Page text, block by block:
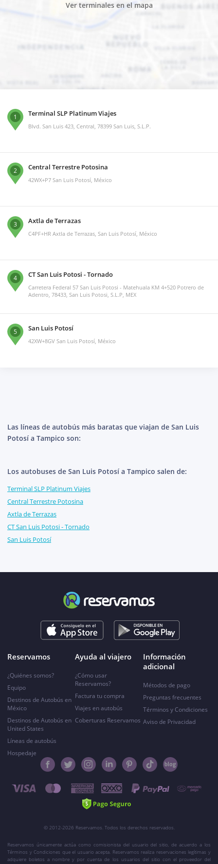
Ver terminales en el mapa
1 Terminal SLP Platinum Viajes
Blvd. San Luis 423, Central, 78399 San Luis, S.L.P.
2 Central Terrestre Potosina
42WX+P7 San Luis Potosí, México
3 Axtla de Terrazas
C4PF+HR Axtla de Terrazas, San Luis Potosí, México
4 CT San Luis Potosi - Tornado
Carretera Federal 57 San Luis Potosi - Matehuala KM 4+520 Potrero de
Adentro, 78433, San Luis Potosi, S.L.P, MEX
5 San Luis Potosí
42XW+8GV San Luis Potosí, México
Las líneas de autobús más baratas que viajan de San Luis
Potosí a Tampico son:
Los autobuses de San Luis Potosí a Tampico salen de:
Terminal SLP Platinum Viajes
Central Terrestre Potosina
Axtla de Terrazas
CT San Luis Potosi - Tornado
San Luis Potosí
Reservamos
¿Quiénes somos?
Equipo
Destinos de Autobús en
México
Destinos de Autobús en
United States
Líneas de autobús
Hospedaje
Ayuda al viajero
¿Cómo usar
Reservamos?
Factura tu compra
Viajes en autobús
Coberturas Reservamos
Información
adicional
Métodos de pago
Preguntas frecuentes
Términos y Condiciones
Aviso de Privacidad
© 2012-2026 Reservamos. Todos los derechos reservados.
Reservamos únicamente actúa como comisionista del usuario del sitio, de acuerdo a los
Términos y Condiciones que el usuario acepta. Reservamos realiza reservaciones legítimas y
adquiere boletos a nombre y por cuenta de los usuarios del sitio con el proveedor del